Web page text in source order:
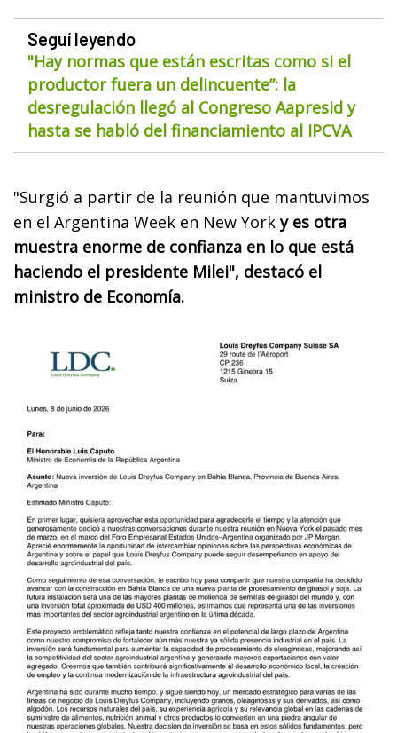
Seguí leyendo
"Hay normas que están escritas como si el
productor fuera un delincuente”: la
desregulación llegó al Congreso Aapresid y
hasta se habló del financiamiento al IPCVA
"Surgió a partir de la reunión que mantuvimos
en el Argentina Week en New Yorky es otra
muestra enorme de confianza en lo que está
haciendo el presidente Milei", destacó el
ministro de Economía.